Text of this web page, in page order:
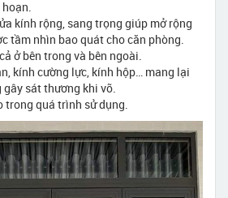
kính rộng, sang trọng giúp mở rộng
tầm nhìn bao quát cho căn phòng.
ở bên trong và bên ngoài.
kính cường lực, kính hộp… mang lại
sát thương khi vỡ.
trong quá trình sử dụng.